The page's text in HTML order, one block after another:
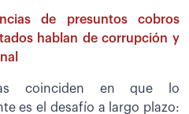
de presuntos cobros
hablan de corrupción y
coinciden en que lo
es el desafío a largo plazo: